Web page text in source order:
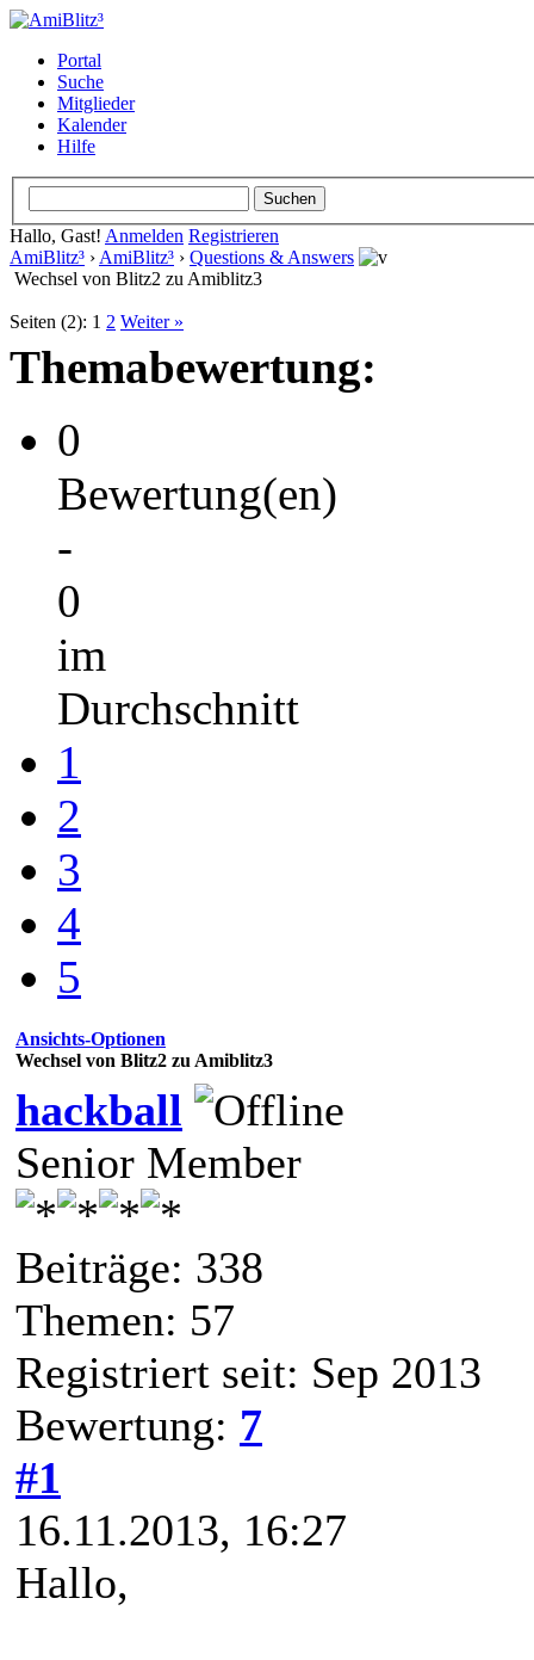
Portal
Suche
Mitglieder
Kalender
Hilfe
Hallo, Gast! Anmelden Registrieren
AmiBlitz³ › AmiBlitz³ › Questions & Answers
Wechsel von Blitz2 zu Amiblitz3
Seiten (2): 1 2 Weiter »
Themabewertung:
0
Bewertung(en)
-
0
im
Durchschnitt
1
2
3
4
5
Ansichts-Optionen
Wechsel von Blitz2 zu Amiblitz3
hackball
Senior Member
Beiträge: 338
Themen: 57
Registriert seit: Sep 2013
Bewertung: 7
#1
16.11.2013, 16:27
Hallo,